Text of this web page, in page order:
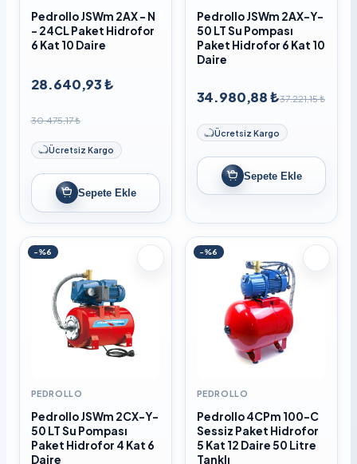
Pedrollo JSWm 2AX - N
- 24CL Paket Hidrofor
6 Kat 10 Daire
28.640,93 ₺
30.475,17 ₺
Ücretsiz Kargo
Sepete Ekle
Pedrollo JSWm 2AX-Y-
50 LT Su Pompası
Paket Hidrofor 6 Kat 10
Daire
34.980,88 ₺37.221,15 ₺
Ücretsiz Kargo
Sepete Ekle
-%6
PEDROLLO
Pedrollo JSWm 2CX-Y-
50 LT Su Pompası
Paket Hidrofor 4 Kat 6
Daire
-%6
PEDROLLO
Pedrollo 4CPm 100-C
Sessiz Paket Hidrofor
5 Kat 12 Daire 50 Litre
Tanklı